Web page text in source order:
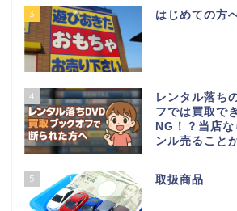
3 はじめての方
4
レンタル落ち
フでは買取で
NG！？当店
ンル売ること
5 取扱商品